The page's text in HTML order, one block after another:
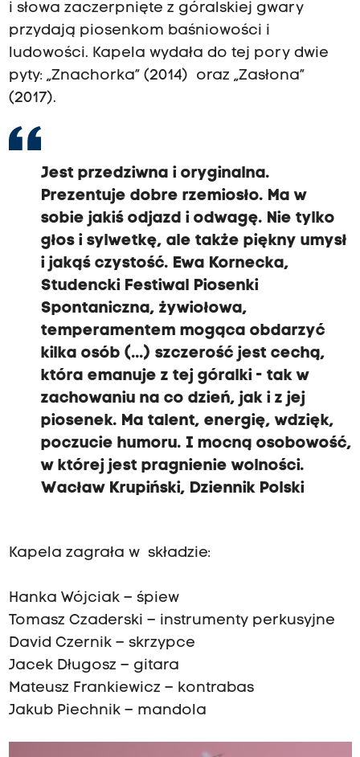
i słowa zaczerpnięte z góralskiej gwary
przydają piosenkom baśniowości i
ludowości. Kapela wydała do tej pory dwie
pyty: „Znachorka” (2014) oraz „Zasłona”
(2017).
Jest przedziwna i oryginalna.
Prezentuje dobre rzemiosło. Ma w
sobie jakiś odjazd i odwagę. Nie tylko
głos i sylwetkę, ale także piękny umysł
i jakąś czystość. Ewa Kornecka,
Studencki Festiwal Piosenki
Spontaniczna, żywiołowa,
temperamentem mogąca obdarzyć
kilka osób (...) szczerość jest cechą,
która emanuje z tej góralki - tak w
zachowaniu na co dzień, jak i z jej
piosenek. Ma talent, energię, wdzięk,
poczucie humoru. I mocną osobowość,
w której jest pragnienie wolności.
Wacław Krupiński, Dziennik Polski
Kapela zagrała w składzie:
Hanka Wójciak – śpiew
Tomasz Czaderski – instrumenty perkusyjne
David Czernik – skrzypce
Jacek Długosz – gitara
Mateusz Frankiewicz – kontrabas
Jakub Piechnik – mandola